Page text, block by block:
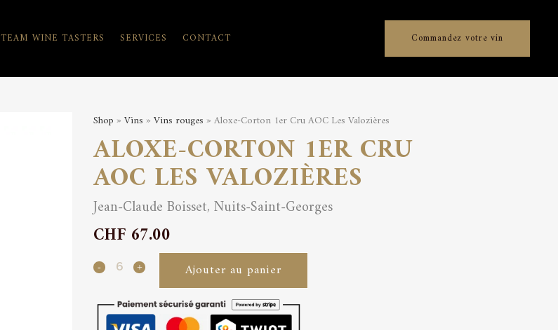
Commandez votre vin
TEAM WINE TASTERS SERVICES CONTACT
Shop » Vins » Vins rouges » Aloxe-Corton 1er Cru AOC Les Valozières
ALOXE-CORTON 1ER CRU
AOC LES VALOZIÈRES
Jean-Claude Boisset, Nuits-Saint-Georges
CHF 67.00
Aloxe-
Ajouter au panier